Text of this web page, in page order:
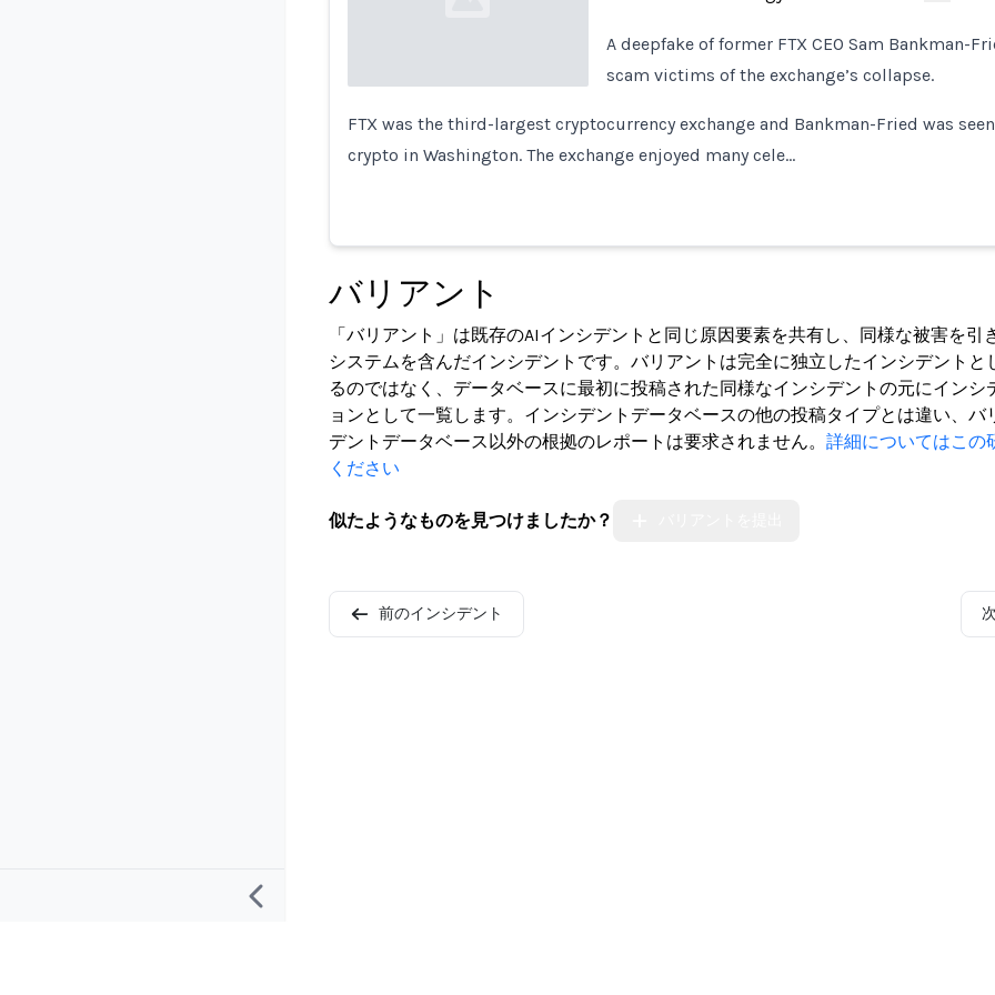
A deepfake of former FTX CEO Sam Bankman-
scam victims of the exchange’s collapse.
FTX was the third-largest cryptocurrency exchange and Bankman-Fried was
crypto in Washington. The exchange enjoyed many cele…
バリアント
「バリアント」は既存のAIインシデントと同じ原因要素を共有し、同様な被害を引
システムを含んだインシデントです。バリアントは完全に独立したインシデントと
るのではなく、データベースに最初に投稿された同様なインシデントの元にインシ
ョンとして一覧します。インシデントデータベースの他の投稿タイプとは違い、バ
デントデータベース以外の根拠のレポートは要求されません。 詳細についてはこの
ください
似たようなものを見つけましたか？
前のインシデント